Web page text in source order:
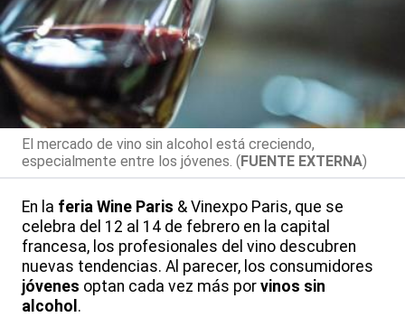
El mercado de vino sin alcohol está creciendo,
especialmente entre los jóvenes. (FUENTE EXTERNA)
En la feria Wine Paris & Vinexpo Paris, que se
celebra del 12 al 14 de febrero en la capital
francesa, los profesionales del vino descubren
nuevas tendencias. Al parecer, los consumidores
jóvenes optan cada vez más por vinos sin
alcohol .